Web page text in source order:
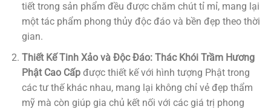
tiết trong sản phẩm đều được chăm chút tỉ mỉ, mang lại
một tác phẩm phong thủy độc đáo và bền đẹp theo thời
gian.
Thiết Kế Tinh Xảo và Độc Đáo: Thác Khói Trầm Hương
Phật Cao Cấpđược thiết kế với hình tượng Phật trong
các tư thế khác nhau, mang lại không chỉ vẻ đẹp thẩm
mỹ mà còn giúp gia chủ kết nối với các giá trị phong